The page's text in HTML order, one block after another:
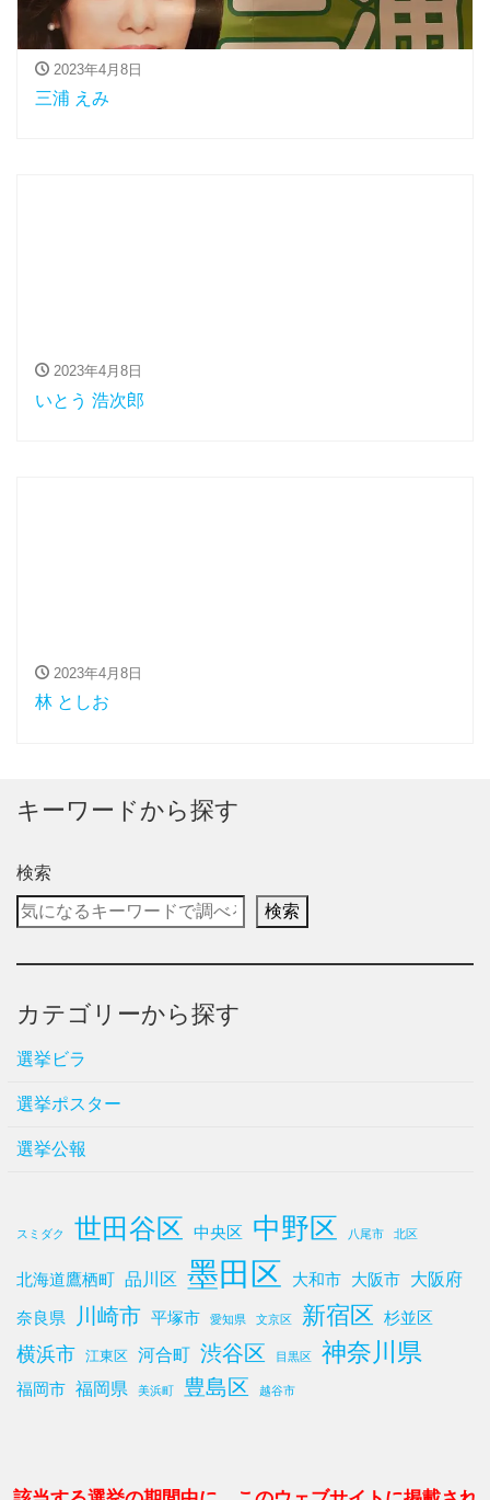
2023年4月8日
三浦 えみ
2023年4月8日
いとう 浩次郎
2023年4月8日
林 としお
キーワードから探す
検索
検索
カテゴリーから探す
選挙ビラ
選挙ポスター
選挙公報
スミダク 世田谷区 中央区 中野区 八尾市 北区
北海道鷹栖町 品川区 墨田区 大和市 大阪市 大阪府
奈良県 川崎市 平塚市 愛知県 文京区 新宿区 杉並区
横浜市 江東区 河合町 渋谷区 目黒区 神奈川県
福岡市 福岡県 美浜町 豊島区 越谷市